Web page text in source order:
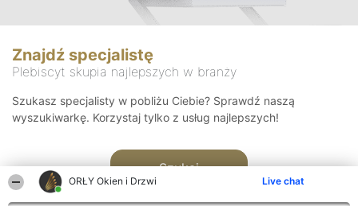
ORŁY Okien i Drzwi Live chat
Znajdź specjalistę
Plebiscyt skupia najlepszych w branży
Szukasz specjalisty w pobliżu Ciebie? Sprawdź naszą
wyszukiwarkę. Korzystaj tylko z usług najlepszych!
Szukaj